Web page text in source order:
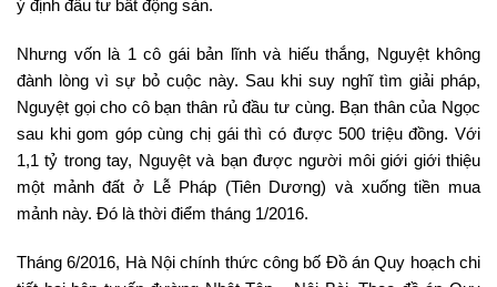
ý định đầu tư bất động sản.
Nhưng vốn là 1 cô gái bản lĩnh và hiếu thắng, Nguyệt không
đành lòng vì sự bỏ cuộc này. Sau khi suy nghĩ tìm giải pháp,
Nguyệt gọi cho cô bạn thân rủ đầu tư cùng. Bạn thân của Ngọc
sau khi gom góp cùng chị gái thì có được 500 triệu đồng. Với
1,1 tỷ trong tay, Nguyệt và bạn được người môi giới giới thiệu
một mảnh đất ở Lễ Pháp (Tiên Dương) và xuống tiền mua
mảnh này. Đó là thời điểm tháng 1/2016.
Tháng 6/2016, Hà Nội chính thức công bố Đồ án Quy hoạch chi